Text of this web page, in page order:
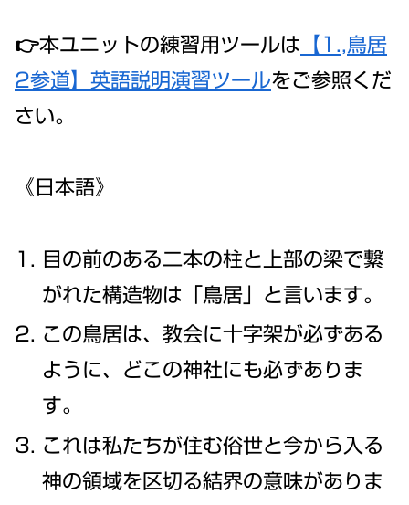
👉本ユニットの練習用ツールは 【1.,鳥居
2参道】英語説明演習ツールをご参照くだ
さい。
《日本語》
目の前のある二本の柱と上部の梁で繋
がれた構造物は「鳥居」と言います。
この鳥居は、教会に十字架が必ずある
ように、どこの神社にも必ずありま
す。
これは私たちが住む俗世と今から入る
神の領域を区切る結界の意味がありま